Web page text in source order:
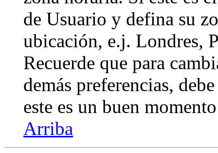
de Usuario y defina su
ubicación, e.j. Londres,
Recuerde que para
demás preferencias,
este es un buen
Arriba